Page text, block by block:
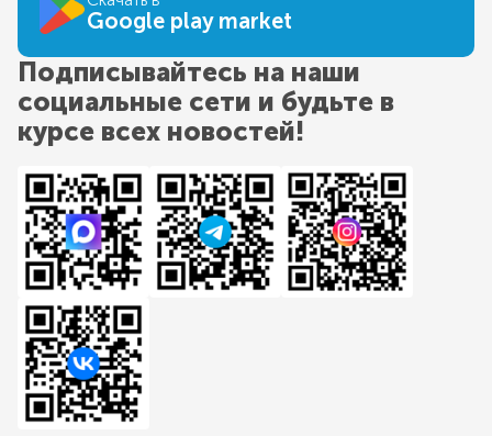
Google play market
Подписывайтесь на наши
социальные сети и будьте в
курсе всех новостей!